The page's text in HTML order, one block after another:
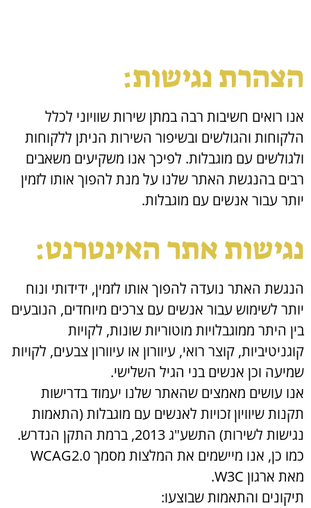
הצהרת נגישות:
אנו רואים חשיבות רבה במתן שירות שוויוני לכלל
הלקוחות והגולשים ובשיפור השירות הניתן ללקוחות
ולגולשים עם מוגבלות. לפיכך אנו משקיעים משאבים
רבים בהנגשת האתר שלנו על מנת להפוך אותו לזמין
יותר עבור אנשים עם מוגבלות.
נגישות אתר האינטרנט:
הנגשת האתר נועדה להפוך אותו לזמין, ידידותי ונוח
יותר לשימוש עבור אנשים עם צרכים מיוחדים, הנובעים
בין היתר ממוגבלויות מוטוריות שונות, לקויות
קוגניטיביות, קוצר רואי, עיוורון או עיוורון צבעים, לקויות
שמיעה וכן אנשים בני הגיל השלישי.
אנו עושים מאמצים שהאתר שלנו יעמוד בדרישות
תקנות שיוויון זכויות לאנשים עם מוגבלות (התאמות
נגישות לשירות) התשע"ג 2013, ברמת התקן הנדרש.
כמו כן, אנו מיישמים את המלצות מסמך WCAG2.0
מאת ארגון W3C.
תיקונים והתאמות שבוצעו: